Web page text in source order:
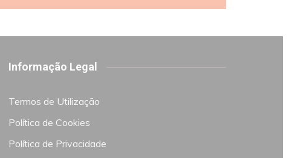
Informação Legal
Termos de Utilização
Política de Cookies
Política de Privacidade